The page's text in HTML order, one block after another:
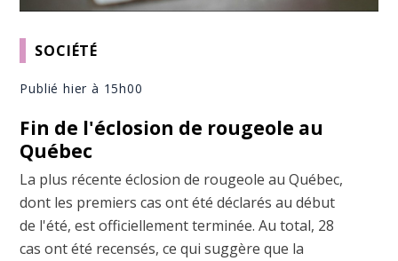
SOCIÉTÉ
Publié hier à 15h00
Fin de l'éclosion de rougeole au
Québec
La plus récente éclosion de rougeole au Québec,
dont les premiers cas ont été déclarés au début
de l'été, est officiellement terminée. Au total, 28
cas ont été recensés, ce qui suggère que la